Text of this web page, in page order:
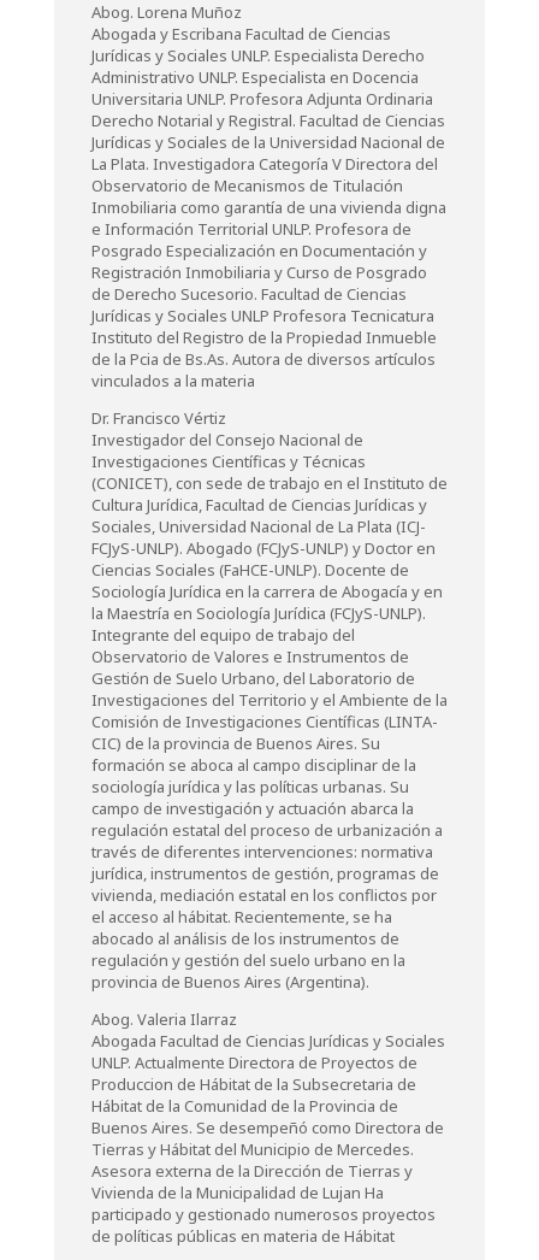
Abog. Lorena Muñoz
Abogada y Escribana Facultad de Ciencias
Jurídicas y Sociales UNLP. Especialista Derecho
Administrativo UNLP. Especialista en Docencia
Universitaria UNLP. Profesora Adjunta Ordinaria
Derecho Notarial y Registral. Facultad de Ciencias
Jurídicas y Sociales de la Universidad Nacional de
La Plata. Investigadora Categoría V Directora del
Observatorio de Mecanismos de Titulación
Inmobiliaria como garantía de una vivienda digna
e Información Territorial UNLP. Profesora de
Posgrado Especialización en Documentación y
Registración Inmobiliaria y Curso de Posgrado
de Derecho Sucesorio. Facultad de Ciencias
Jurídicas y Sociales UNLP Profesora Tecnicatura
Instituto del Registro de la Propiedad Inmueble
de la Pcia de Bs.As. Autora de diversos artículos
vinculados a la materia
Dr. Francisco Vértiz
Investigador del Consejo Nacional de
Investigaciones Científicas y Técnicas
(CONICET), con sede de trabajo en el Instituto de
Cultura Jurídica, Facultad de Ciencias Jurídicas y
Sociales, Universidad Nacional de La Plata (ICJ-
FCJyS-UNLP). Abogado (FCJyS-UNLP) y Doctor en
Ciencias Sociales (FaHCE-UNLP). Docente de
Sociología Jurídica en la carrera de Abogacía y en
la Maestría en Sociología Jurídica (FCJyS-UNLP).
Integrante del equipo de trabajo del
Observatorio de Valores e Instrumentos de
Gestión de Suelo Urbano, del Laboratorio de
Investigaciones del Territorio y el Ambiente de la
Comisión de Investigaciones Científicas (LINTA-
CIC) de la provincia de Buenos Aires. Su
formación se aboca al campo disciplinar de la
sociología jurídica y las políticas urbanas. Su
campo de investigación y actuación abarca la
regulación estatal del proceso de urbanización a
través de diferentes intervenciones: normativa
jurídica, instrumentos de gestión, programas de
vivienda, mediación estatal en los conflictos por
el acceso al hábitat. Recientemente, se ha
abocado al análisis de los instrumentos de
regulación y gestión del suelo urbano en la
provincia de Buenos Aires (Argentina).
Abog. Valeria Ilarraz
Abogada Facultad de Ciencias Jurídicas y Sociales
UNLP. Actualmente Directora de Proyectos de
Produccion de Hábitat de la Subsecretaria de
Hábitat de la Comunidad de la Provincia de
Buenos Aires. Se desempeñó como Directora de
Tierras y Hábitat del Municipio de Mercedes.
Asesora externa de la Dirección de Tierras y
Vivienda de la Municipalidad de Lujan Ha
participado y gestionado numerosos proyectos
de políticas públicas en materia de Hábitat